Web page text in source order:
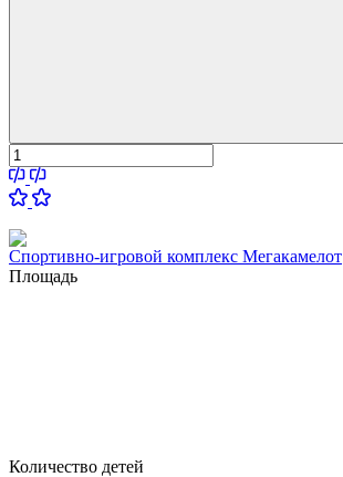
Спортивно-игровой комплекс Мегакамелот
Площадь
Количество детей